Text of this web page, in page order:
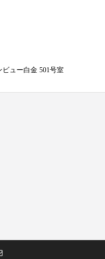
ュー白金 501号室